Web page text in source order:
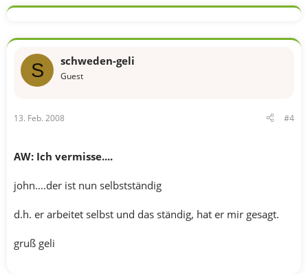
S schweden-geli
Guest
13. Feb. 2008 #4
AW: Ich vermisse....
john....der ist nun selbstständig
d.h. er arbeitet selbst und das ständig, hat er mir gesagt.
gruß geli